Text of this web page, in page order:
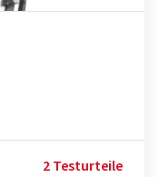
2 Testurteile